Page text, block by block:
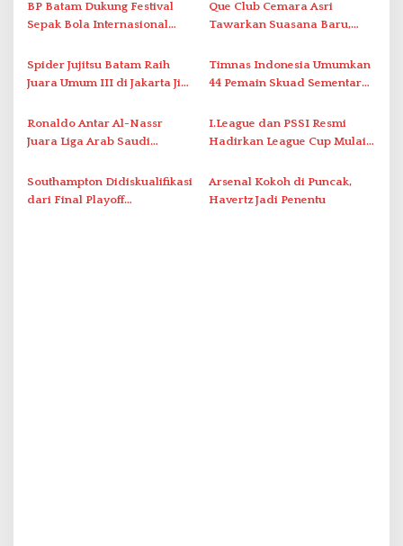
i
p
o
s
BP Batam Dukung Festival
Sepak Bola Internasional
Que Club Cemara Asri
Tawarkan Suasana Baru,
Spider Jujitsu Batam Raih
Juara Umum III di Jakarta Jiu
Timnas Indonesia Umumkan
44 Pemain Skuad Sementara
Ronaldo Antar Al-Nassr
Juara Liga Arab Saudi
Spektakuler
I.League dan PSSI Resmi
Hadirkan League Cup Mulai
Southampton Didiskualifikasi
dari Final Playoff
Arsenal Kokoh di Puncak,
Havertz Jadi Penentu